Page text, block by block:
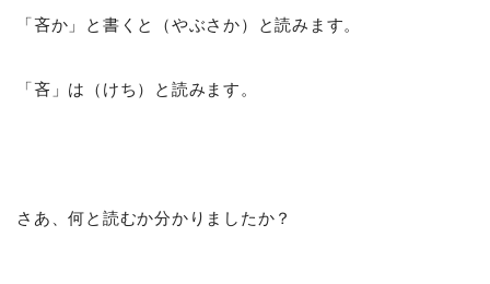
「吝か」と書くと（やぶさか）と読みます。
「吝」は（けち）と読みます。
さあ、何と読むか分かりましたか？